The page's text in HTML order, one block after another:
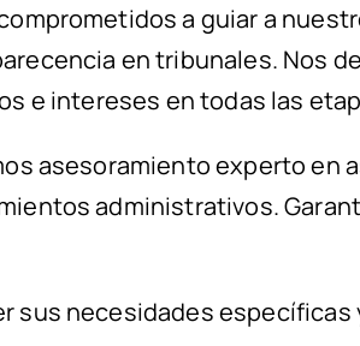
a guiar a
en tribunales. Nos
e intereses en todas las
asesoramiento experto en
administrativos.
sus necesidades específicas